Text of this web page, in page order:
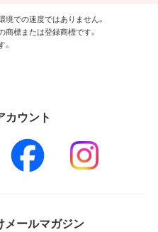
での速度ではありません。
標または登録商標です。
カウント
メールマガジン